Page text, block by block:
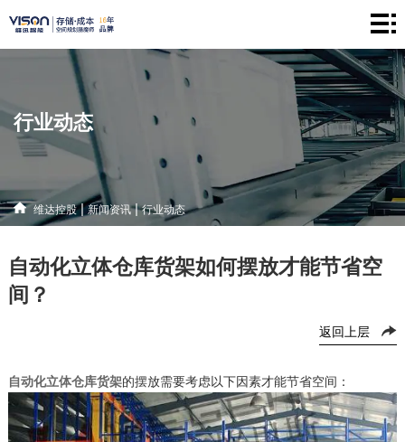
维
心
闻
资
讯
解
决
方
案
联
系
方
行业动态
维达控股|新闻资讯|行业动态
自动化立体仓库货架如何摆放才能节省空
间？
返回上层
自动化立体仓库货架的摆放需要考虑以下因素才能节省空间：